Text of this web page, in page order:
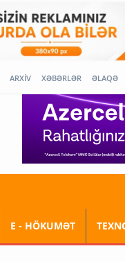
ARXİV XƏBƏRLƏR ƏLAQƏ
E - HÖKUMƏT